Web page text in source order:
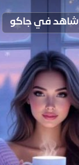
شاهد في جاكو